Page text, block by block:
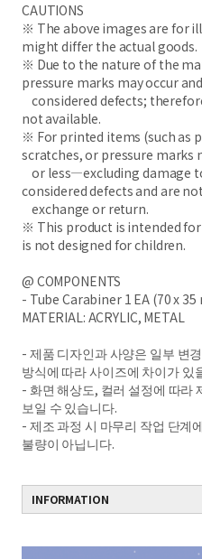
CAUTIONS
※ The above images are for
might differ the actual goods.
※ Due to the nature of the
pressure marks may occur
considered defects;
not available.
※ For printed items (such as
scratches, or pressure marks
or less—excluding
considered defects and are
exchange or return.
※ This product is intended for
is not designed for children.
@ COMPONENTS
- Tube Carabiner 1 EA (70 x
MATERIAL: ACRYLIC, METAL
- 제품 디자인과 사양은 일부 변
방식에 따라 사이즈에 차이가 있
- 화면 해상도, 컬러 설정에 따라
보일 수 있습니다.
- 제조 과정 시 마무리 작업 단계
불량이 아닙니다.
INFORMATION